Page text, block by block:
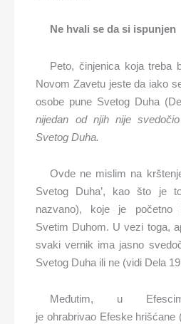
Ne hvali seda si ispunjen
Peto, činjenica koja treba
Novom Zavetu jeste da iako
osobe pune Svetog Duha
nijedan od njihnije
Svetog Duha.
Ovde ne mislim na
Svetog Duha’, kao što je
nazvano), koje je početno
Svetim Duhom. U vezi toga,
svaki vernik ima jasno
Svetog Duha ili ne (vidi Dela
Međutim, u
je ohrabrivao Efeske